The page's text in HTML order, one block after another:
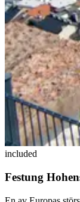
included
Festung